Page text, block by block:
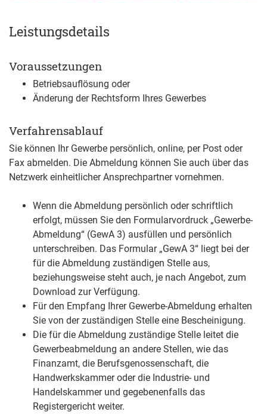
Leistungsdetails
Voraussetzungen
Betriebsauflösung oder
Änderung der Rechtsform Ihres Gewerbes
Verfahrensablauf
Sie können Ihr Gewerbe persönlich, online, per Post oder
Fax abmelden. Die Abmeldung können Sie auch über das
Netzwerk einheitlicher Ansprechpartner vornehmen.
Wenn die Abmeldung persönlich oder schriftlich
erfolgt, müssen Sie den Formularvordruck „Gewerbe-
Abmeldung“ (GewA 3) ausfüllen und persönlich
unterschreiben. Das Formular „GewA 3“ liegt bei der
für die Abmeldung zuständigen Stelle aus,
beziehungsweise steht auch, je nach Angebot, zum
Download zur Verfügung.
Für den Empfang Ihrer Gewerbe-Abmeldung erhalten
Sie von der zuständigen Stelle eine Bescheinigung.
Die für die Abmeldung zuständige Stelle leitet die
Gewerbeabmeldung an andere Stellen, wie das
Finanzamt, die Berufsgenossenschaft, die
Handwerkskammer oder die Industrie- und
Handelskammer und gegebenenfalls das
Registergericht weiter.